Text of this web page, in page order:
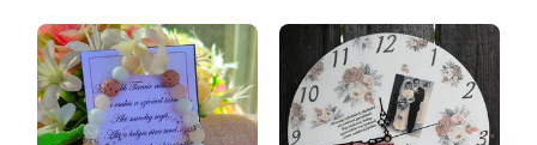
rózsakereszt